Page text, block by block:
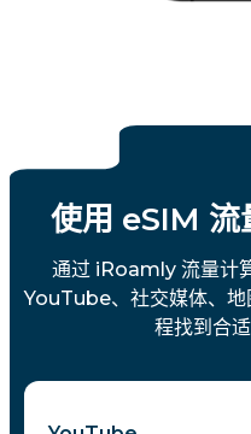
使用 eSIM 流
通过 iRoamly 流量计
YouTube、社交媒体、地
程找到合